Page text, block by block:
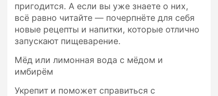
пригодится. А если вы уже знаете о них,
всё равно читайте — почерпнёте для себя
новые рецепты и напитки, которые отлично
запускают пищеварение.
Мёд или лимонная вода с мёдом и
имбирём
Укрепит и поможет справиться с